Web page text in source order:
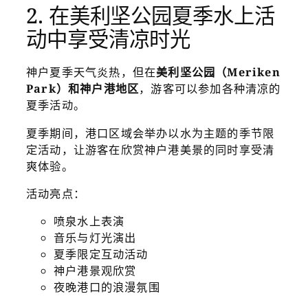
2. 在美利坚公园夏季水上活
动中享受清凉时光
神户夏季天气炎热，但在美利坚公园（Meriken
Park）和神户港地区，游客可以参加各种清凉的
夏季活动。
夏季期间，港口区域会举办以水为主题的季节限
定活动，让游客在欣赏神户港美景的同时享受清
爽体验。
活动亮点：
喷泉水上表演
音乐与灯光演出
夏季限定互动活动
神户港景观欣赏
夜晚港口的浪漫氛围